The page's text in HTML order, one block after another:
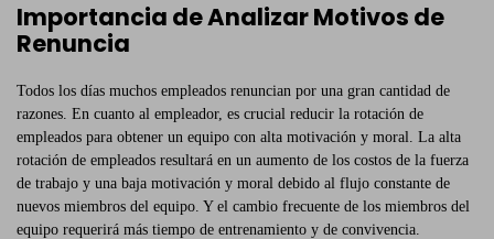
Importancia de Analizar Motivos de
Renuncia
Todos los días muchos empleados renuncian por una gran cantidad de
razones. En cuanto al empleador, es crucial reducir la rotación de
empleados para obtener un equipo con alta motivación y moral. La alta
rotación de empleados resultará en un aumento de los costos de la fuerza
de trabajo y una baja motivación y moral debido al flujo constante de
nuevos miembros del equipo. Y el cambio frecuente de los miembros del
equipo requerirá más tiempo de entrenamiento y de convivencia.